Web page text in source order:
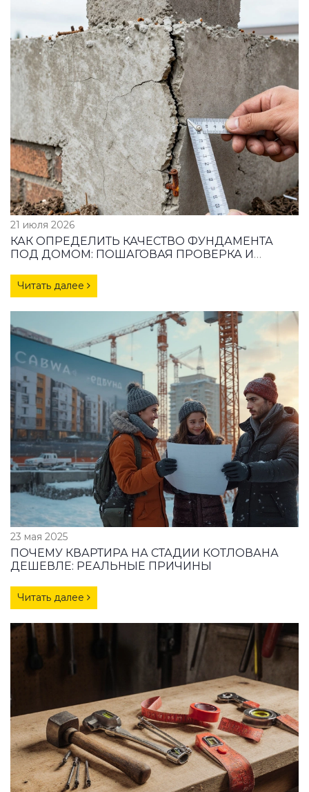
21 июля 2026
КАК ОПРЕДЕЛИТЬ КАЧЕСТВО ФУНДАМЕНТА
ПОД ДОМОМ: ПОШАГОВАЯ ПРОВЕРКА И
Читать далее
23 мая 2025
ПОЧЕМУ КВАРТИРА НА СТАДИИ КОТЛОВАНА
ДЕШЕВЛЕ: РЕАЛЬНЫЕ ПРИЧИНЫ
Читать далее